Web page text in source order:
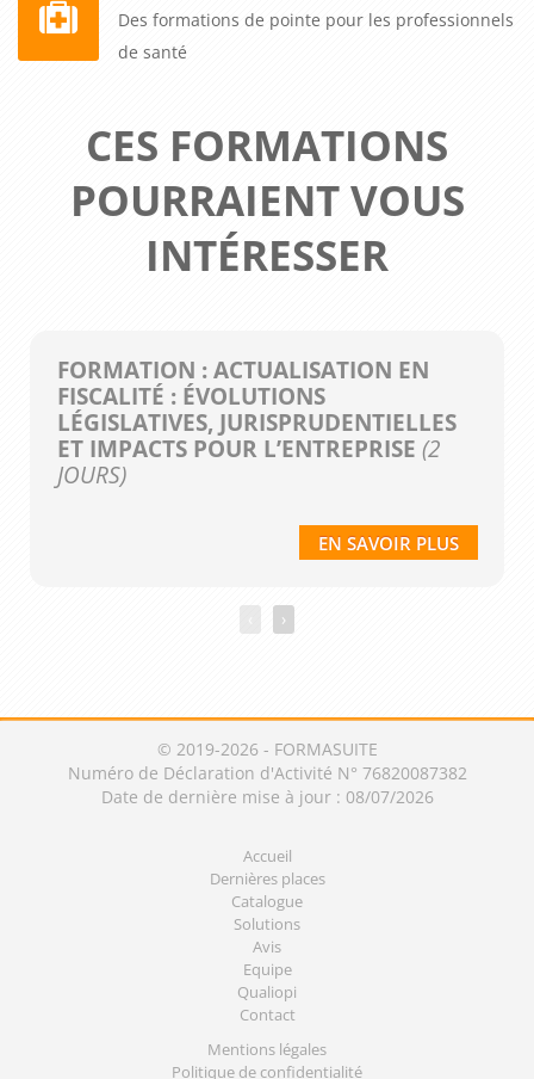
Des formations de pointe pour les professionnels
de santé
CES FORMATIONS
POURRAIENT VOUS
INTÉRESSER
FORMATION : ACTUALISATION EN
FISCALITÉ : ÉVOLUTIONS
LÉGISLATIVES, JURISPRUDENTIELLES
ET IMPACTS POUR L’ENTREPRISE (2
JOURS)
EN SAVOIR PLUS
›
© 2019-2026 - FORMASUITE
Numéro de Déclaration d'Activité N° 76820087382
Date de dernière mise à jour : 08/07/2026
Accueil
Dernières places
Catalogue
Solutions
Avis
Equipe
Qualiopi
Contact
Mentions légales
Politique de confidentialité